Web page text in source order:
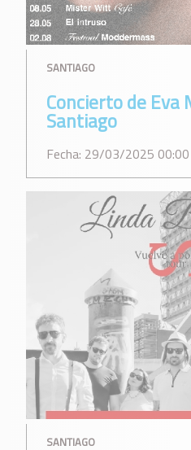
SANTIAGO
Concierto de Eva
Santiago
Fecha: 29/03/2025 00:00
SANTIAGO